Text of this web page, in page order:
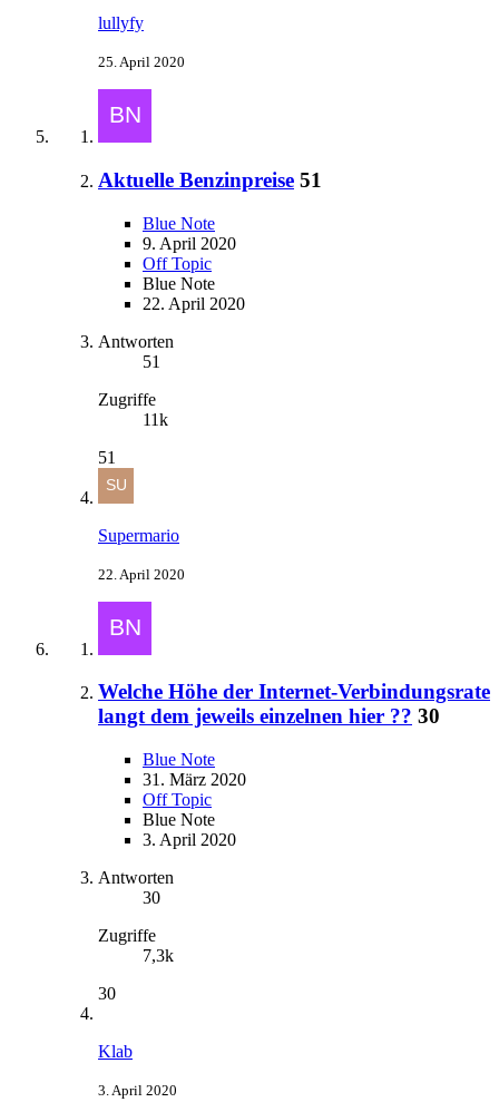
lullyfy
25. April 2020
Aktuelle Benzinpreise 51
Blue Note
9. April 2020
Off Topic
Blue Note
22. April 2020
Antworten
51
Zugriffe
11k
51
Supermario
22. April 2020
Welche Höhe der Internet-Verbindungsrate
langt dem jeweils einzelnen hier ?? 30
Blue Note
31. März 2020
Off Topic
Blue Note
3. April 2020
Antworten
30
Zugriffe
7,3k
30
Klab
3. April 2020